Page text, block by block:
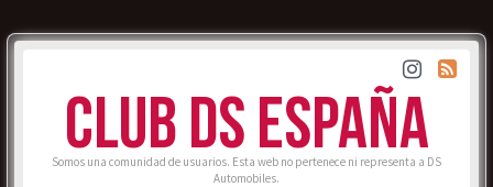
CLUB DS ESPAÑA
Somos una comunidad de usuarios. Esta web no pertenece ni representa a DS
Automobiles.